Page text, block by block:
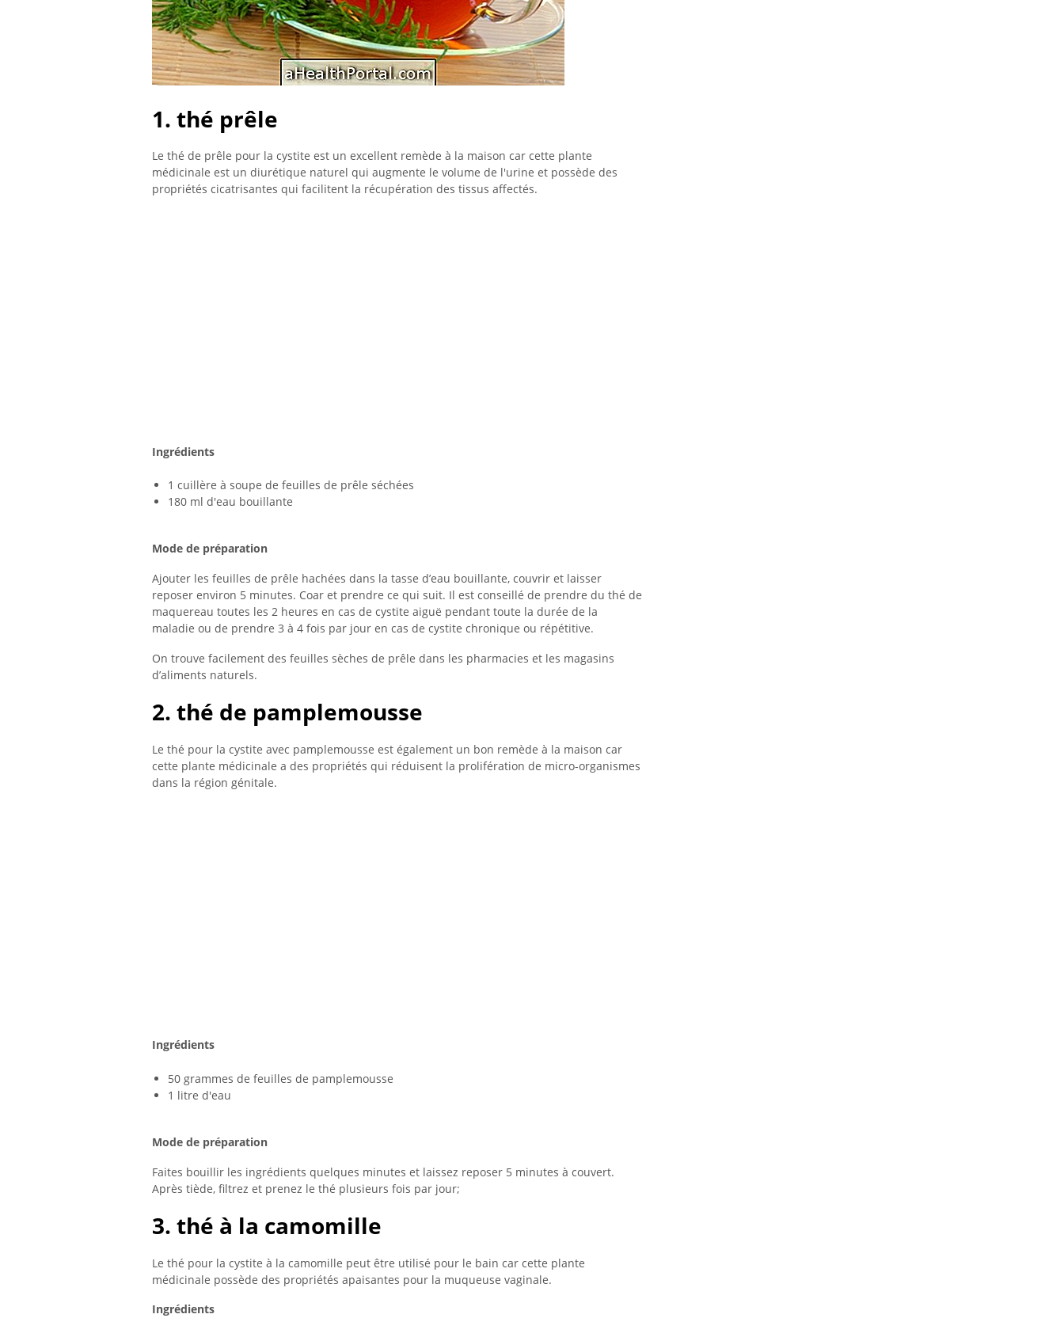
1. thé prêle
Le thé de prêle pour la cystite est un excellent remède à la maison car cette plante
médicinale est un diurétique naturel qui augmente le volume de l'urine et possède des
propriétés cicatrisantes qui facilitent la récupération des tissus affectés.
Ingrédients
1 cuillère à soupe de feuilles de prêle séchées
180 ml d'eau bouillante
Mode de préparation
Ajouter les feuilles de prêle hachées dans la tasse d’eau bouillante, couvrir et laisser
reposer environ 5 minutes. Coar et prendre ce qui suit. Il est conseillé de prendre du thé de
maquereau toutes les 2 heures en cas de cystite aiguë pendant toute la durée de la
maladie ou de prendre 3 à 4 fois par jour en cas de cystite chronique ou répétitive.
On trouve facilement des feuilles sèches de prêle dans les pharmacies et les magasins
d’aliments naturels.
2. thé de pamplemousse
Le thé pour la cystite avec pamplemousse est également un bon remède à la maison car
cette plante médicinale a des propriétés qui réduisent la prolifération de micro-organismes
dans la région génitale.
Ingrédients
50 grammes de feuilles de pamplemousse
1 litre d'eau
Mode de préparation
Faites bouillir les ingrédients quelques minutes et laissez reposer 5 minutes à couvert.
Après tiède, filtrez et prenez le thé plusieurs fois par jour;
3. thé à la camomille
Le thé pour la cystite à la camomille peut être utilisé pour le bain car cette plante
médicinale possède des propriétés apaisantes pour la muqueuse vaginale.
Ingrédients